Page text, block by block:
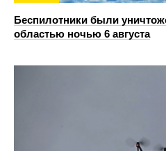
Беспилотники были
областью ночью 6 августа